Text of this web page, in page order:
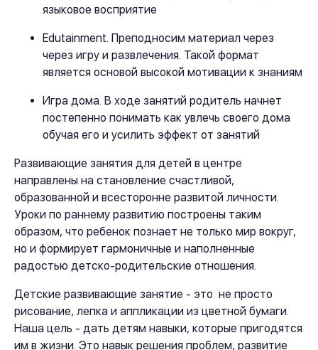
языковое восприятие
Edutainment. Преподносим материал через
через игру и развлечения. Такой формат
является основой высокой мотивации к знаниям
Игра дома. В ходе занятий родитель начнет
постепенно понимать как увлечь своего дома
обучая его и усилить эффект от занятий
Развивающие занятия для детей в центре
направлены на становление счастливой,
образованной и всесторонне развитой личности.
Уроки по раннему развитию построены таким
образом, что ребенок познает не только мир вокруг,
но и формирует гармоничные и наполненные
радостью детско-родительские отношения.
Детские развивающие занятие - это не просто
рисование, лепка и аппликации из цветной бумаги.
Наша цель - дать детям навыки, которые пригодятся
им в жизни. Это навык решения проблем, развитие